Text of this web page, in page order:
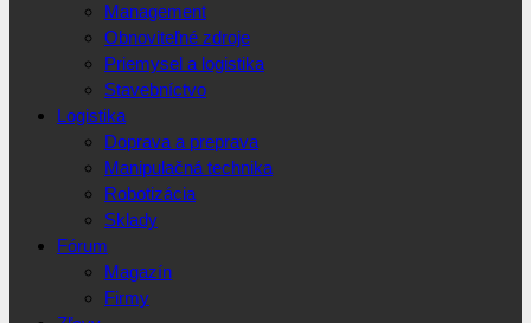
Management
Obnoviteľné zdroje
Priemysel a logistika
Stavebníctvo
Logistika
Doprava a preprava
Manipulačná technika
Robotizácia
Sklady
Fórum
Magazín
Firmy